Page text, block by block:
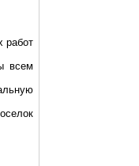
работ
всем